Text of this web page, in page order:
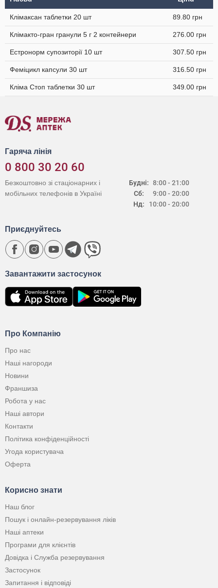
Клімаксан таблетки 20 шт 89.80 грн
Клімакто-гран гранули 5 г 2 контейнери 276.00 грн
Естронорм супозиторії 10 шт 307.50 грн
Феміцикл капсули 30 шт 316.50 грн
Кліма Стоп таблетки 30 шт 349.00 грн
Гаряча лінія
0 800 30 20 60
Будні:
Сб:
Нд:
8:00 - 21:00
9:00 - 20:00
10:00 - 20:00
Безкоштовно зі стаціонарних і
мобільних телефонів в Україні
Про Компанію
Про нас
Наші нагороди
Новини
Франшиза
Робота у нас
Наші автори
Контакти
Політика конфіденційності
Угода користувача
Оферта
Корисно знати
Наш блог
Пошук і онлайн-резервування ліків
Наші аптеки
Програми для клієнтів
Довідка і Служба резервування
Застосунок
Запитання і відповіді
Завантажити застосунок
Приєднуйтесь